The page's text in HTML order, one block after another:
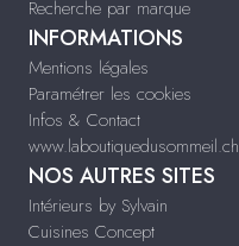
Recherche par marque
INFORMATIONS
Mentions légales
Paramétrer les cookies
Infos & Contact
www.laboutiquedusommeil.ch
NOS AUTRES SITES
Intérieurs by Sylvain
Cuisines Concept